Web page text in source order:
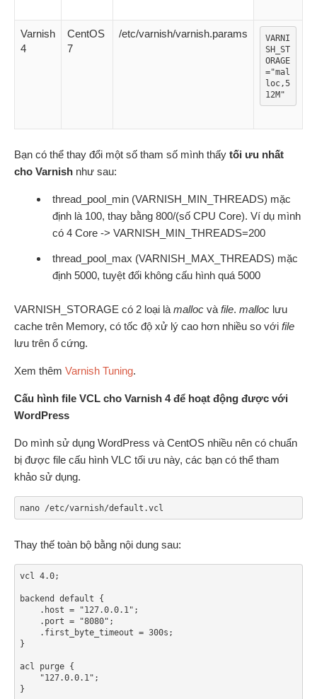
Varnish
4
CentOS
7
/etc/varnish/varnish.params
VARNI
SH_ST
ORAGE
="mal
loc,5
12M"
Bạn có thể thay đổi một số tham số mình thấy tối ưu nhất
cho Varnish như sau:
thread_pool_min (VARNISH_MIN_THREADS) mặc
định là 100, thay bằng 800/(số CPU Core). Ví dụ mình
có 4 Core -> VARNISH_MIN_THREADS=200
thread_pool_max (VARNISH_MAX_THREADS) mặc
định 5000, tuyệt đối không cấu hình quá 5000
VARNISH_STORAGE có 2 loại là malloc và file. malloc lưu
cache trên Memory, có tốc độ xử lý cao hơn nhiều so với file
lưu trên ổ cứng.
Xem thêm Varnish Tuning.
Cấu hình file VCL cho Varnish 4 để hoạt động được với
WordPress
Do mình sử dụng WordPress và CentOS nhiều nên có chuẩn
bị được file cấu hình VLC tối ưu này, các bạn có thể tham
khảo sử dụng.
nano /etc/varnish/default.vcl
Thay thế toàn bộ bằng nội dung sau:
vcl 4.0;
backend default {
}
acl purge {
}